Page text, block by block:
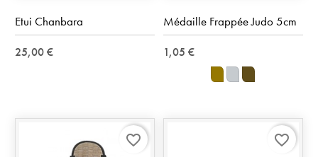
Etui Chanbara
25,00 €
Médaille Frappée Judo 5cm
1,05 €
OR
Argent
favorite_border favorite_border